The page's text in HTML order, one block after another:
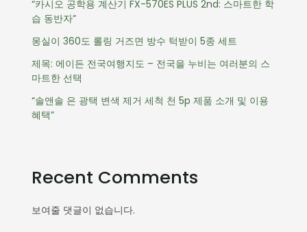
“카시오 공학용 계산기 FX-570ES PLUS 2nd: 스마트한 학
습 동반자”
몽실이 360도 롤링 거즈면 방수 턱받이 5종 세트
제목: 에이든 전국여행지도 – 전국을 누비는 여러분의 스
마트한 선택
“솔앤솔 은 광택 변색 제거 세척 천 5p 제품 소개 및 이용
혜택”
Recent Comments
보여줄 댓글이 없습니다.